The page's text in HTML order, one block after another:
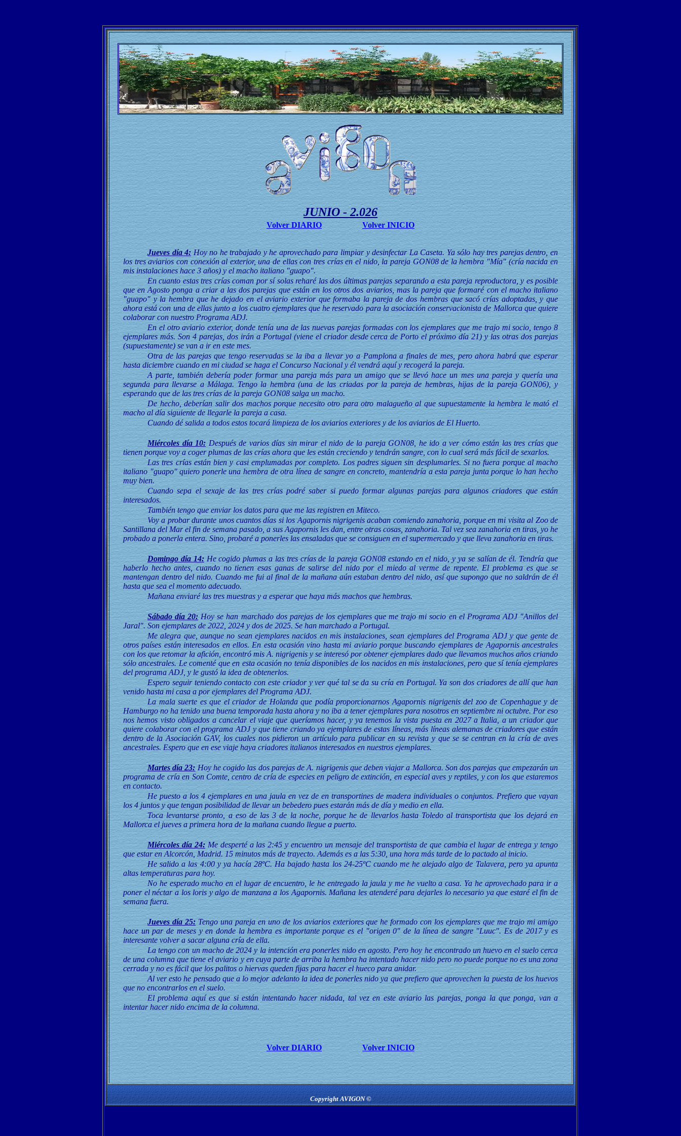
JUNIO - 2.026
Volver DIARIO Volver INICIO
Jueves día 4:Hoy no he trabajado y he aprovechado para limpiar y desinfectar La Caseta. Ya sólo hay tres parejas dentro, en
los tres aviarios con conexión al exterior, una de ellas con tres crías en el nido, la pareja GON08 de la hembra "Mía" (cría nacida en
mis instalaciones hace 3 años) y el macho italiano "guapo".
En cuanto estas tres crías coman por sí solas reharé las dos últimas parejas separando a esta pareja reproductora, y es posible
que en Agosto ponga a criar a las dos parejas que están en los otros dos aviarios, mas la pareja que formaré con el macho italiano
"guapo" y la hembra que he dejado en el aviario exterior que formaba la pareja de dos hembras que sacó crías adoptadas, y que
ahora está con una de ellas junto a los cuatro ejemplares que he reservado para la asociación conservacionista de Mallorca que quiere
colaborar con nuestro Programa ADJ.
En el otro aviario exterior, donde tenía una de las nuevas parejas formadas con los ejemplares que me trajo mi socio, tengo 8
ejemplares más. Son 4 parejas, dos irán a Portugal (viene el criador desde cerca de Porto el próximo día 21) y las otras dos parejas
(supuestamente) se van a ir en este mes.
Otra de las parejas que tengo reservadas se la iba a llevar yo a Pamplona a finales de mes, pero ahora habrá que esperar
hasta diciembre cuando en mi ciudad se haga el Concurso Nacional y él vendrá aquí y recogerá la pareja.
A parte, también debería poder formar una pareja más para un amigo que se llevó hace un mes una pareja y quería una
segunda para llevarse a Málaga. Tengo la hembra (una de las criadas por la pareja de hembras, hijas de la pareja GON06), y
esperando que de las tres crías de la pareja GON08 salga un macho.
De hecho, deberían salir dos machos porque necesito otro para otro malagueño al que supuestamente la hembra le mató el
macho al día siguiente de llegarle la pareja a casa.
Cuando dé salida a todos estos tocará limpieza de los aviarios exteriores y de los aviarios de El Huerto.
Miércoles día 10:Después de varios días sin mirar el nido de la pareja GON08, he ido a ver cómo están las tres crías que
tienen porque voy a coger plumas de las crías ahora que les están creciendo y tendrán sangre, con lo cual será más fácil de sexarlos.
Las tres crías están bien y casi emplumadas por completo. Los padres siguen sin desplumarles. Si no fuera porque al macho
italiano "guapo" quiero ponerle una hembra de otra línea de sangre en concreto, mantendría a esta pareja junta porque lo han hecho
muy bien.
Cuando sepa el sexaje de las tres crías podré saber si puedo formar algunas parejas para algunos criadores que están
interesados.
También tengo que enviar los datos para que me las registren en Miteco.
Voy a probar durante unos cuantos días si los Agapornis nigrigenis acaban comiendo zanahoria, porque en mi visita al Zoo de
Santillana del Mar el fin de semana pasado, a sus Agapornis les dan, entre otras cosas, zanahoria. Tal vez sea zanahoria en tiras, yo he
probado a ponerla entera. Sino, probaré a ponerles las ensaladas que se consiguen en el supermercado y que lleva zanahoria en tiras.
Domingo día 14:He cogido plumas a las tres crías de la pareja GON08 estando en el nido, y ya se salían de él. Tendría que
haberlo hecho antes, cuando no tienen esas ganas de salirse del nido por el miedo al verme de repente. El problema es que se
mantengan dentro del nido. Cuando me fui al final de la mañana aún estaban dentro del nido, así que supongo que no saldrán de él
hasta que sea el momento adecuado.
Mañana enviaré las tres muestras y a esperar que haya más machos que hembras.
Sábado día 20:Hoy se han marchado dos parejas de los ejemplares que me trajo mi socio en el Programa ADJ "Anillos del
Jaral". Son ejemplares de 2022, 2024 y dos de 2025. Se han marchado a Portugal.
Me alegra que, aunque no sean ejemplares nacidos en mis instalaciones, sean ejemplares del Programa ADJ y que gente de
otros países están interesados en ellos. En esta ocasión vino hasta mi aviario porque buscando ejemplares de Agapornis ancestrales
con los que retomar la afición, encontró mis A. nigrigenis y se interesó por obtener ejemplares dado que llevamos muchos años criando
sólo ancestrales. Le comenté que en esta ocasión no tenía disponibles de los nacidos en mis instalaciones, pero que sí tenía ejemplares
del programa ADJ, y le gustó la idea de obtenerlos.
Espero seguir teniendo contacto con este criador y ver qué tal se da su cría en Portugal. Ya son dos criadores de allí que han
venido hasta mi casa a por ejemplares del Programa ADJ.
La mala suerte es que el criador de Holanda que podía proporcionarnos Agapornis nigrigenis del zoo de Copenhague y de
Hamburgo no ha tenido una buena temporada hasta ahora y no iba a tener ejemplares para nosotros en septiembre ni octubre. Por eso
nos hemos visto obligados a cancelar el viaje que queríamos hacer, y ya tenemos la vista puesta en 2027 a Italia, a un criador que
quiere colaborar con el programa ADJ y que tiene criando ya ejemplares de estas líneas, más líneas alemanas de criadores que están
dentro de la Asociación GAV, los cuales nos pidieron un artículo para publicar en su revista y que se se centran en la cría de aves
ancestrales. Espero que en ese viaje haya criadores italianos interesados en nuestros ejemplares.
Martes día 23:Hoy he cogido las dos parejas de A. nigrigenis que deben viajar a Mallorca. Son dos parejas que empezarán un
programa de cría en Son Comte, centro de cría de especies en peligro de extinción, en especial aves y reptiles, y con los que estaremos
en contacto.
He puesto a los 4 ejemplares en una jaula en vez de en transportines de madera individuales o conjuntos. Prefiero que vayan
los 4 juntos y que tengan posibilidad de llevar un bebedero pues estarán más de día y medio en ella.
Toca levantarse pronto, a eso de las 3 de la noche, porque he de llevarlos hasta Toledo al transportista que los dejará en
Mallorca el jueves a primera hora de la mañana cuando llegue a puerto.
Miércoles día 24:Me desperté a las 2:45 y encuentro un mensaje del transportista de que cambia el lugar de entrega y tengo
que estar en Alcorcón, Madrid. 15 minutos más de trayecto. Además es a las 5:30, una hora más tarde de lo pactado al inicio.
He salido a las 4:00 y ya hacía 28ºC. Ha bajado hasta los 24-25ºC cuando me he alejado algo de Talavera, pero ya apunta
altas temperaturas para hoy.
No he esperado mucho en el lugar de encuentro, le he entregado la jaula y me he vuelto a casa. Ya he aprovechado para ir a
poner el néctar a los loris y algo de manzana a los Agapornis. Mañana les atenderé para dejarles lo necesario ya que estaré el fin de
semana fuera.
Jueves día 25:Tengo una pareja en uno de los aviarios exteriores que he formado con los ejemplares que me trajo mi amigo
hace un par de meses y en donde la hembra es importante porque es el "origen 0" de la línea de sangre "Luuc". Es de 2017 y es
interesante volver a sacar alguna cría de ella.
La tengo con un macho de 2024 y la intención era ponerles nido en agosto. Pero hoy he encontrado un huevo en el suelo cerca
de una columna que tiene el aviario y en cuya parte de arriba la hembra ha intentado hacer nido pero no puede porque no es una zona
cerrada y no es fácil que los palitos o hiervas queden fijas para hacer el hueco para anidar.
Al ver esto he pensado que a lo mejor adelanto la idea de ponerles nido ya que prefiero que aprovechen la puesta de los huevos
que no encontrarlos en el suelo.
El problema aquí es que si están intentando hacer nidada, tal vez en este aviario las parejas, ponga la que ponga, van a
intentar hacer nido encima de la columna.
Volver DIARIO Volver INICIO
Copyright AVIGON ©